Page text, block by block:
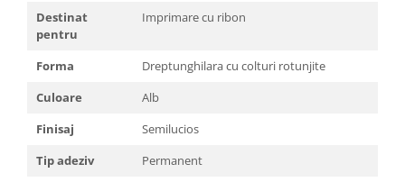
Destinat
pentru
Imprimare cu ribon
Forma
Dreptunghilara cu colturi rotunjite
Culoare
Alb
Finisaj
Semilucios
Tip adeziv
Permanent